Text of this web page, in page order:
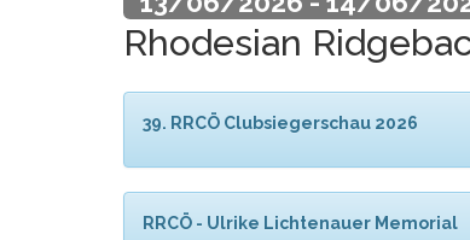
Rhodesian
39. RRCÖ Clubsiegerschau 2026
RRCÖ - Ulrike Lichtenauer Memorial